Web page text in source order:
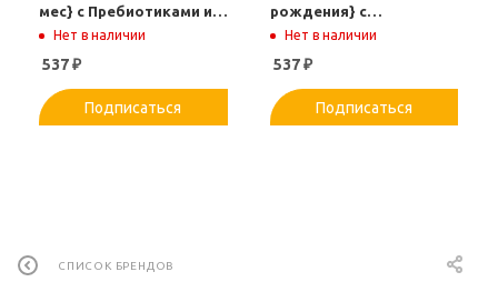
мес} с Пребиотиками и
Лактобактериями 350г.
Нет в наличии
537₽
Подписаться
рождения} с
Пребиотиками и
Нет в наличии
537₽
Подписаться
СПИСОК БРЕНДОВ